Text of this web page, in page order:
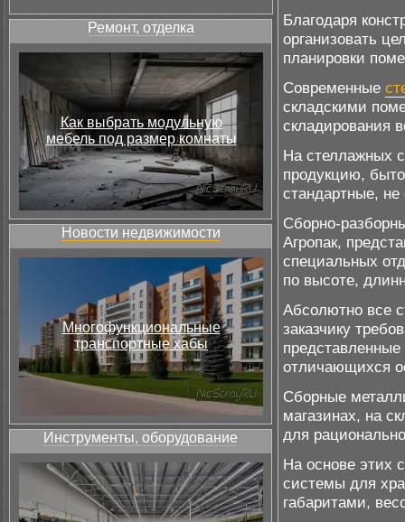
Ремонт, отделка
Как выбрать модульную
мебель под размер комнаты
Новости недвижимости
Многофункциональные
транспортные хабы
Инструменты, оборудование
Благодаря
организовать
планировки
Современные
складскими
складирования
На стеллажных
продукцию,
стандартные,
Сборно-
Агропак,
специальных
по высоте,
Абсолютно все
заказчику
отличающихся
Сборные
магазинах, на
для
На основе этих
системы для
габаритами,